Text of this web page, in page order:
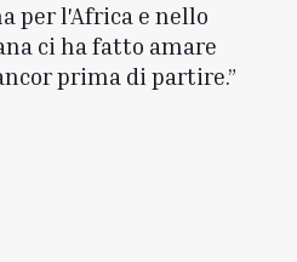
per l'Africa e nello
ci ha fatto amare
prima di partire.